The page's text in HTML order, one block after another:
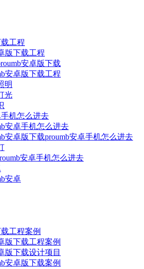
工程
版下载工程
安卓版下载
安卓版下载工程
明
光
手机怎么进去
安卓手机怎么进去
安卓版下载proumb安卓手机怎么进去
安卓手机怎么进去
安卓
工程案例
版下载工程案例
版下载设计项目
安卓版下载案例